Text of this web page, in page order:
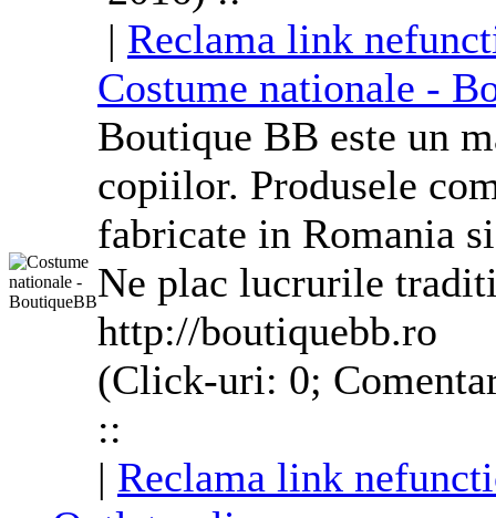
| Reclama link
Costume nationale -
Boutique BB este un
copiilor. Produsele
fabricate in Romania
Ne plac lucrurile
http://boutiquebb.ro
(Click-uri: 0;
::
| Reclama link